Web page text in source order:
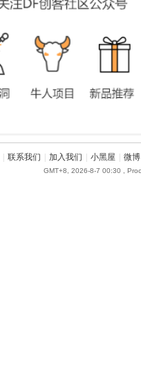
联系我们 加入我们 小黑屋 微博
GMT+8, 2026-8-7 00:30 ,